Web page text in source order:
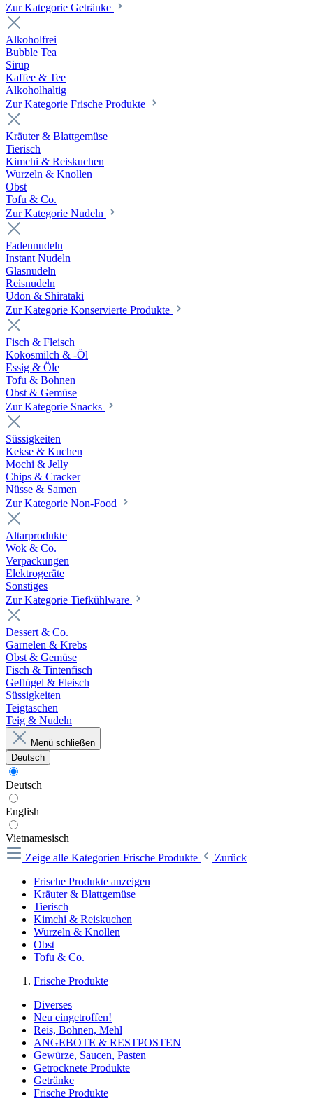
Zur Kategorie Getränke
Alkoholfrei
Bubble Tea
Sirup
Kaffee & Tee
Alkoholhaltig
Zur Kategorie Frische Produkte
Kräuter & Blattgemüse
Tierisch
Kimchi & Reiskuchen
Wurzeln & Knollen
Obst
Tofu & Co.
Zur Kategorie Nudeln
Fadennudeln
Instant Nudeln
Glasnudeln
Reisnudeln
Udon & Shirataki
Zur Kategorie Konservierte Produkte
Fisch & Fleisch
Kokosmilch & -Öl
Essig & Öle
Tofu & Bohnen
Obst & Gemüse
Zur Kategorie Snacks
Süssigkeiten
Kekse & Kuchen
Mochi & Jelly
Chips & Cracker
Nüsse & Samen
Zur Kategorie Non-Food
Altarprodukte
Wok & Co.
Verpackungen
Elektrogeräte
Sonstiges
Zur Kategorie Tiefkühlware
Dessert & Co.
Garnelen & Krebs
Obst & Gemüse
Fisch & Tintenfisch
Geflügel & Fleisch
Süssigkeiten
Teigtaschen
Teig & Nudeln
Menü schließen
Deutsch
Deutsch
English
Vietnamesisch
Zeige alle Kategorien Frische Produkte
Zurück
Frische Produkte anzeigen
Kräuter & Blattgemüse
Tierisch
Kimchi & Reiskuchen
Wurzeln & Knollen
Obst
Tofu & Co.
Frische Produkte
Diverses
Neu eingetroffen!
Reis, Bohnen, Mehl
ANGEBOTE & RESTPOSTEN
Gewürze, Saucen, Pasten
Getrocknete Produkte
Getränke
Frische Produkte